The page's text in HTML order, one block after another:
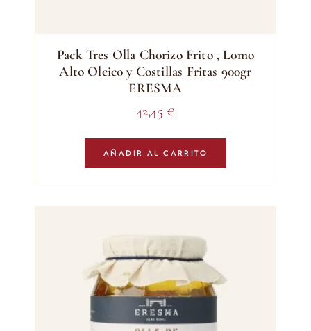
Pack Tres Olla Chorizo Frito , Lomo
Alto Oleico y Costillas Fritas 900gr
ERESMA
42,45 €
AÑADIR AL CARRITO